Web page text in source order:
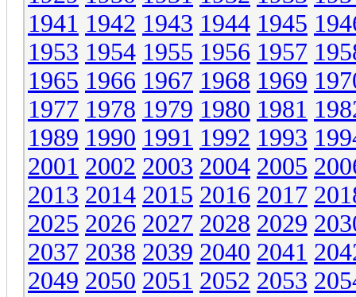
1941 1942 1943 1944 1945
1953 1954 1955 1956 1957
1965 1966 1967 1968 1969
1977 1978 1979 1980 1981
1989 1990 1991 1992 1993
2001 2002 2003 2004 2005
2013 2014 2015 2016 2017
2025 2026 2027 2028 2029
2037 2038 2039 2040 2041
2049 2050 2051 2052 2053